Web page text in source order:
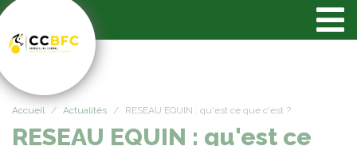
Accueil Actualités RESEAU EQUIN : qu'est ce que c'est ?
RESEAU EQUIN : qu'est ce
Panneau de gestion des cookies